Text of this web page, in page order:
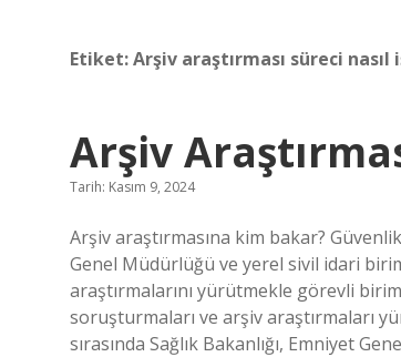
Etiket:Arşiv araştırması süreci nasıl
Arşiv
Tarih: Kasım 9, 2024
Arşiv araştırmasına kim bakar?
Genel Müdürlüğü ve yerel sivil idari
araştırmalarını yürütmekle görevli
soruşturmaları ve arşiv araştırmaları
sırasında Sağlık Bakanlığı, Emniyet